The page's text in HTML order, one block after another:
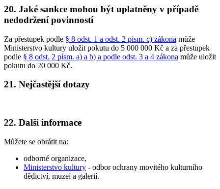
20. Jaké sankce mohou být uplatněny v případě
nedodržení povinností
Za přestupek podle § 8 odst. 1 a odst. 2 písm. c) zákona může
Ministerstvo kultury uložit pokutu do 5 000 000 Kč a za přestupek
podle § 8 odst. 2 písm. a) a b) a podle odst. 3 a 4 zákona může uložit
pokutu do 20 000 Kč.
21. Nejčastější dotazy
22. Další informace
Můžete se obrátit na:
odborné organizace,
Ministerstvo kultury - odbor ochrany movitého kulturního
dědictví, muzeí a galerií.